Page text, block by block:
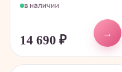
в наличии
14 690 ₽
→